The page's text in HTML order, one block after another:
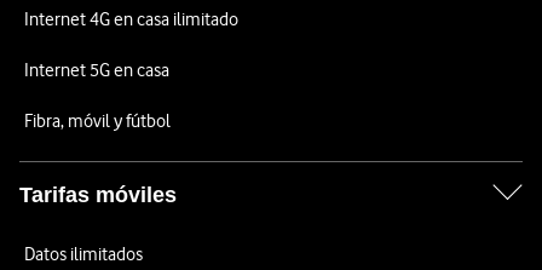
Internet 4G en casa ilimitado
Internet 5G en casa
Fibra, móvil y fútbol
Tarifas móviles
Datos ilimitados